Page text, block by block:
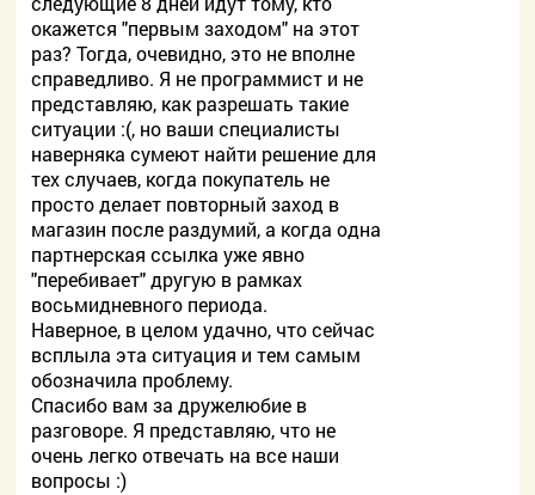
окажется "первым заходом" на этот
раз? Тогда, очевидно, это не вполне
справедливо. Я не программист и не
представляю, как разрешать такие
ситуации :(, но ваши специалисты
наверняка сумеют найти решение для
тех случаев, когда покупатель не
просто делает повторный заход в
магазин после раздумий, а когда одна
партнерская ссылка уже явно
"перебивает" другую в рамках
восьмидневного периода.
Наверное, в целом удачно, что сейчас
всплыла эта ситуация и тем самым
обозначила проблему.
Спасибо вам за дружелюбие в
разговоре. Я представляю, что не
очень легко отвечать на все наши
вопросы :)